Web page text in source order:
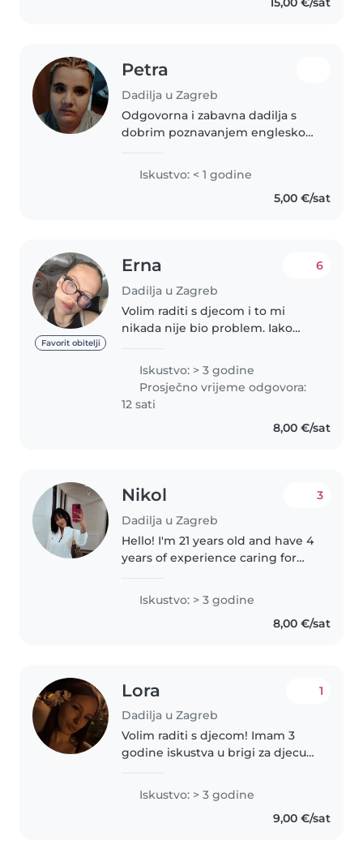
druge stanja. Kao radni terapeut,..
Petra
Dadilja u Zagreb
Odgovorna i zabavna dadilja s
dobrim poznavanjem engleskog
djeci i igrati se s njima.
Udomaćem se s kuhanjem,
kućanskim poslovima i pomoć u
Iskustvo: < 1 godine
5,00 €/sat
Favorit obitelji
Erna
Dadilja u Zagreb
6
Volim raditi s djecom i to mi
nikada nije bio problem. Iako
izdvojila bih svoje slobodno
vrijeme kako bi ga provodila s
djecom zato što uživam u tome,
pogotovo..
Iskustvo: > 3 godine
Prosječno vrijeme odgovora:
12 sati
8,00 €/sat
Nikol
Dadilja u Zagreb
3
Hello! I'm 21 years old and have 4
years of experience caring for
worked full-time for two families
in Germany, including caring..
Iskustvo: > 3 godine
8,00 €/sat
Lora
Dadilja u Zagreb
1
Volim raditi s djecom! Imam 3
godine iskustva u brigi za djecu
tinejdžerskog uzrasta. Trenutno
idem u srednju školu. Uživam u
Iskustvo: > 3 godine
9,00 €/sat